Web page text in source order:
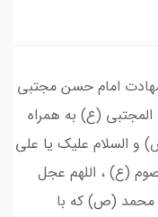
امام حسن مجتبی
(ع) به همراه
و السلام علیک یا علی
(ع) ، اللهم عجل
محمد (ص) که با